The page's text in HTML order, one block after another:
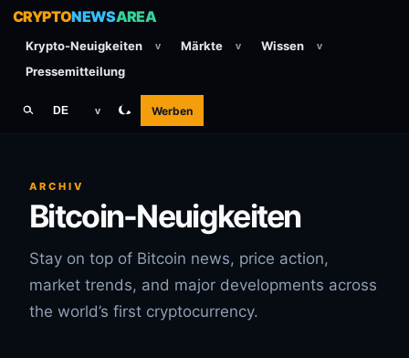
CRYPTONEWSAREA
Krypto-Neuigkeiten v Märkte v Wissen v
Pressemitteilung
DE v Werben
ARCHIV
Bitcoin-Neuigkeiten
Stay on top of Bitcoin news, price action,
market trends, and major developments across
the world’s first cryptocurrency.